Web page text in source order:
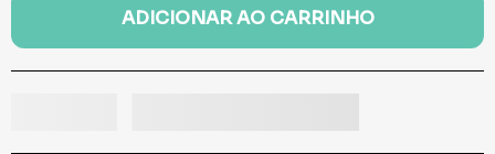
ADICIONAR AO CARRINHO